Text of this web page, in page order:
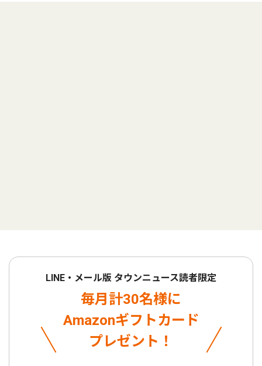
LINE・メール版 タウンニュース読者限定
毎月計30名様に
Amazonギフトカード
プレゼント！